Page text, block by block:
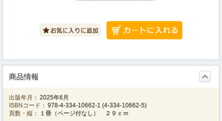
商品情報
出版年月： 2025年6月
ISBNコード： 978-4-334-10662-1 (4-334-10662-5)
頁数・縦：
１冊（ページ付なし） ２９ｃｍ